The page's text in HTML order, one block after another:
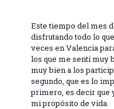
Este tiempo del mes
disfrutando todo lo
veces en Valencia
los que me sentí muy
muy bien a los
segundo, que es lo
primero, es decir que
mi propósito de vida.